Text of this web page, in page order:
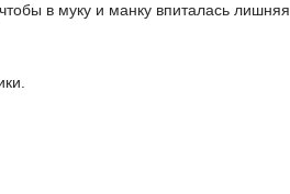
в муку и манку впиталась лишняя